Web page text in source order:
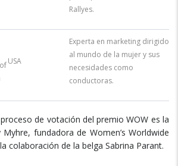
Rallyes.
USA
Experta en marketing dirigido
al mundo de la mujer y sus
necesidades como
conductoras.
de votación del premio WOW es la
Myhre, fundadora de Women’s Worldwide
colaboración de la belga Sabrina Parant.